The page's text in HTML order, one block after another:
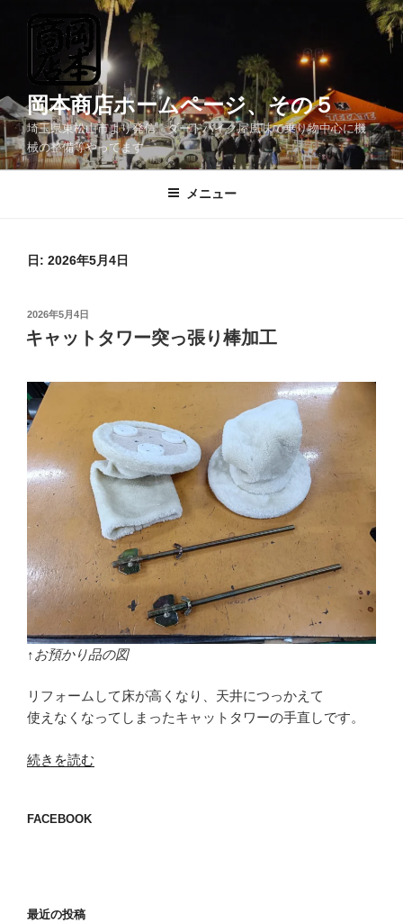
ツ
へ
ス
キ
岡本商店ホームページ、その５
埼玉県東松山市より発信 ダートバイク屋風味で乗り物中心に機
械の整備等やってます
メニュー
日: 2026年5月4日
投
稿
日:
2026年5月4日
キャットタワー突っ張り棒加工
↑お預かり品の図
リフォームして床が高くなり、天井につっかえて
使えなくなってしまったキャットタワーの手直しです。
“キ
ト
突
続きを読む
FACEBOOK
最近の投稿